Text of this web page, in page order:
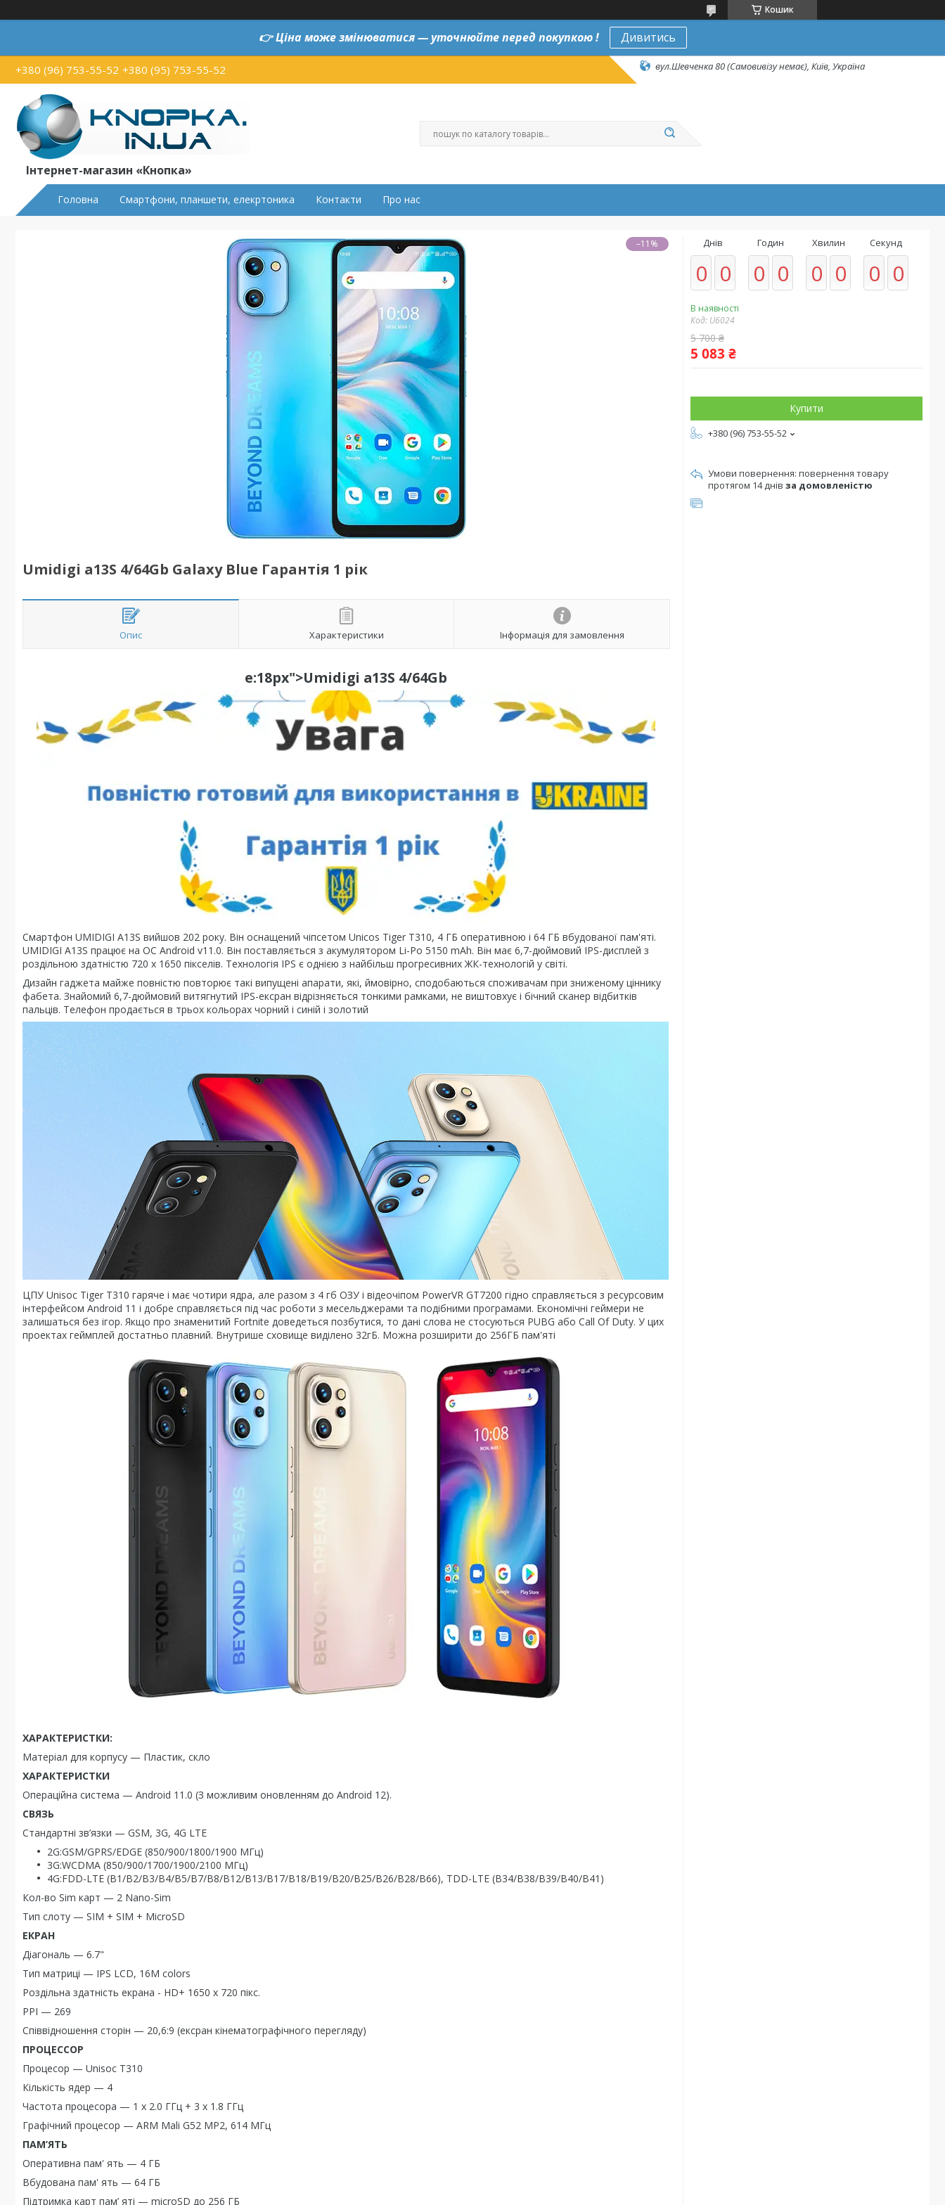
Кошик
👉Ціна може змінюватися — уточнюйте перед покупкою ! Дивитись
+380 (96) 753-55-52 +380 (95) 753-55-52 вул.Шевченка 80 (Самовивізу немає), Київ, Україна
Інтернет-магазин «Кнопка»
Головна Смартфони, планшети, елекртоника Контакти Про нас
–11%
Umidigi a13S 4/64Gb Galaxy Blue Гарантія 1 рік
Опис Характеристики Інформація для замовлення
e:18px">Umidigi a13S 4/64Gb
Смартфон UMIDIGI A13S вийшов 202 року. Він оснащений чіпсетом Unicos Tiger T310, 4 ГБ оперативною і 64 ГБ вбудованої пам'яті.
UMIDIGI A13S працює на ОС Android v11.0. Він поставляється з акумулятором Li-Po 5150 mAh. Він має 6,7-дюймовий IPS-дисплей з
роздільною здатністю 720 x 1650 пікселів. Технологія IPS є однією з найбільш прогресивних ЖК-технологій у світі.
Дизайн гаджета майже повністю повторює такі випущені апарати, які, ймовірно, сподобаються споживачам при зниженому ціннику
фабета. Знайомий 6,7-дюймовий витягнутий IPS-ексран відрізняється тонкими рамками, не виштовхує і бічний сканер відбитків
пальців. Телефон продається в трьох кольорах чорний і синій і золотий
ЦПУ Unisoc Tiger T310 гаряче і має чотири ядра, але разом з 4 гб ОЗУ і відеочіпом PowerVR GT7200 гідно справляється з ресурсовим
інтерфейсом Android 11 і добре справляється під час роботи з месельджерами та подібними програмами. Економічні геймери не
залишаться без ігор. Якщо про знаменитий Fortnite доведеться позбутися, то дані слова не стосуються PUBG або Call Of Duty. У цих
проектах геймплей достатньо плавний. Внутрише сховище виділено 32гБ. Можна розширити до 256ГБ пам'яті
ХАРАКТЕРИСТКИ:
Матеріал для корпусу — Пластик, скло
ХАРАКТЕРИСТКИ
Операційна система — Android 11.0 (З можливим оновленням до Android 12).
СВЯЗЬ
Стандартні зв’язки — GSM, 3G, 4G LTE
2G:GSM/GPRS/EDGE (850/900/1800/1900 МГц)
3G:WCDMA (850/900/1700/1900/2100 МГц)
4G:FDD-LTE (B1/B2/B3/B4/B5/B7/B8/B12/B13/B17/B18/B19/B20/B25/B26/B28/B66), TDD-LTE (B34/B38/B39/B40/B41)
Кол-во Sim карт — 2 Nano-Sim
Тип слоту — SIM + SIM + MicroSD
ЕКРАН
Діагональ — 6.7"
Тип матриці — IPS LCD, 16M colors
Роздільна здатність екрана - HD+ 1650 x 720 пікс.
PPI — 269
Співвідношення сторін — 20,6:9 (ексран кінематографічного перегляду)
ПРОЦЕССОР
Процесор — Unisoc T310
Кількість ядер — 4
Частота процесора — 1 x 2.0 ГГц + 3 x 1.8 ГГц
Графічний процесор — ARM Mali G52 MP2, 614 МГц
ПАМ’ЯТЬ
Оперативна пам' ять — 4 ГБ
Вбудована пам' ять — 64 ГБ
Підтримка карт пам’ яті — microSD до 256 ГБ
Днів
0 0
Годин
0 0
Хвилин
0 0
Секунд
0 0
В наявності
Код: U6024
5 700 ₴
5 083 ₴
Купити
+380 (96) 753-55-52
повернення товару
протягом 14 днів за домовленістю